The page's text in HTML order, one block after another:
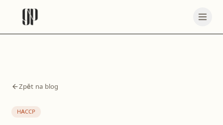
Zpět na blog
HACCP